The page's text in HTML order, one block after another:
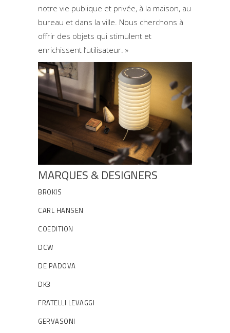
notre vie publique et privée, à la maison, au
bureau et dans la ville. Nous cherchons à
offrir des objets qui stimulent et
enrichissent l’utilisateur. »
MARQUES & DESIGNERS
BROKIS
CARL HANSEN
COEDITION
DCW
DE PADOVA
DK3
FRATELLI LEVAGGI
GERVASONI